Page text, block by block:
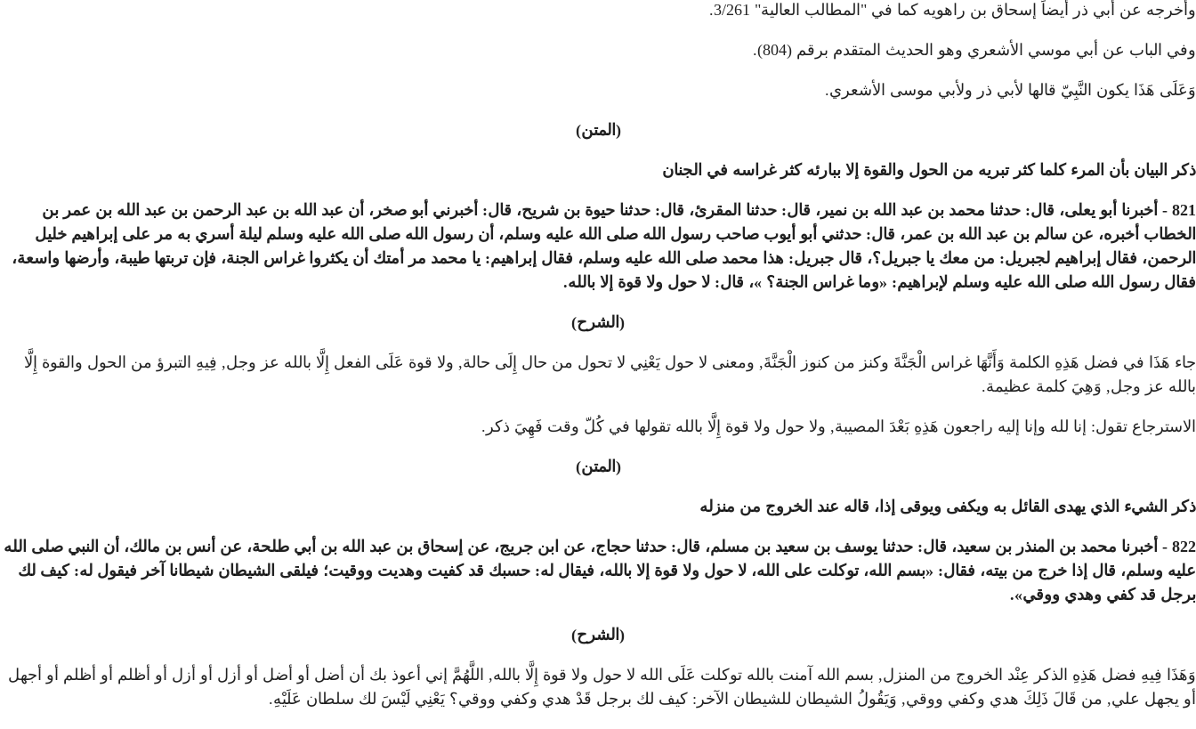
وأخرجه عن أبي ذر أيضاً إسحاق بن راهويه كما في "المطالب العالية" 3/261.
وفي الباب عن أبي موسي الأشعري وهو الحديث المتقدم برقم (804).
وَعَلَى هَذَا يكون النَّبِيّ قالها لأبي ذر ولأبي موسى الأشعري.
(المتن)
ذكر البيان بأن المرء كلما كثر تبريه من الحول والقوة إلا ببارئه كثر غراسه في الجنان
821 - أخبرنا أبو يعلى، قال: حدثنا محمد بن عبد الله بن نمير، قال: حدثنا المقرئ، قال: حدثنا حيوة بن شريح، قال: أخبرني أبو صخر، أن عبد الله بن عبد الرحمن بن عبد الله بن عمر بن
الخطاب أخبره، عن سالم بن عبد الله بن عمر، قال: حدثني أبو أيوب صاحب رسول الله صلى الله عليه وسلم، أن رسول الله صلى الله عليه وسلم ليلة أسري به مر على إبراهيم خليل
الرحمن، فقال إبراهيم لجبريل: من معك يا جبريل؟، قال جبريل: هذا محمد صلى الله عليه وسلم، فقال إبراهيم: يا محمد مر أمتك أن يكثروا غراس الجنة، فإن تربتها طيبة، وأرضها واسعة،
فقال رسول الله صلى الله عليه وسلم لإبراهيم: «وما غراس الجنة؟ »، قال: لا حول ولا قوة إلا بالله.
(الشرح)
جاء هَذَا في فضل هَذِهِ الكلمة وَأَنَّهَا غراس الْجَنَّةَ وكنز من كنوز الْجَنَّةَ, ومعنى لا حول يَعْنِي لا تحول من حال إِلَى حالة, ولا قوة عَلَى الفعل إِلَّا بالله عز وجل, فِيهِ التبرؤ من الحول والقوة إِلَّا
بالله عز وجل, وَهِيَ كلمة عظيمة.
الاسترجاع تقول: إنا لله وإنا إليه راجعون هَذِهِ بَعْدَ المصيبة, ولا حول ولا قوة إِلَّا بالله تقولها في كُلّ وقت فَهِيَ ذكر.
(المتن)
ذكر الشيء الذي يهدى القائل به ويكفى ويوقى إذا، قاله عند الخروج من منزله
822 - أخبرنا محمد بن المنذر بن سعيد، قال: حدثنا يوسف بن سعيد بن مسلم، قال: حدثنا حجاج، عن ابن جريج، عن إسحاق بن عبد الله بن أبي طلحة، عن أنس بن مالك، أن النبي صلى الله
عليه وسلم، قال إذا خرج من بيته، فقال: «بسم الله، توكلت على الله، لا حول ولا قوة إلا بالله، فيقال له: حسبك قد كفيت وهديت ووقيت؛ فيلقى الشيطان شيطانا آخر فيقول له: كيف لك
برجل قد كفي وهدي ووقي».
(الشرح)
وَهَذَا فِيهِ فضل هَذِهِ الذكر عِنْد الخروج من المنزل, بسم الله آمنت بالله توكلت عَلَى الله لا حول ولا قوة إِلَّا بالله, اللَّهُمَّ إني أعوذ بك أن أضل أو أضل أو أزل أو أزل أو أظلم أو أظلم أو أجهل
أو يجهل علي, من قَالَ ذَلِكَ هدي وكفي ووقي, وَيَقُولُ الشيطان للشيطان الآخر: كيف لك برجل قَدْ هدي وكفي ووقي؟ يَعْنِي لَيْسَ لك سلطان عَلَيْهِ.